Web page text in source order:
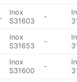
Inox
S31603
-
Inox
S31653
-
Inox
S31600
-